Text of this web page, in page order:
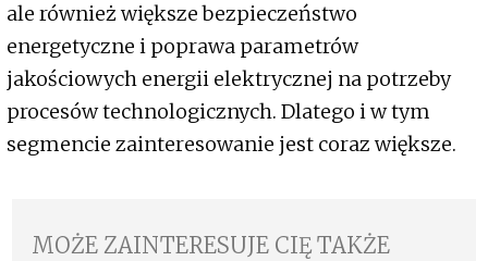
ale również większe bezpieczeństwo
energetyczne i poprawa parametrów
jakościowych energii elektrycznej na potrzeby
procesów technologicznych. Dlatego i w tym
segmencie zainteresowanie jest coraz większe.
MOŻE ZAINTERESUJE CIĘ TAKŻE